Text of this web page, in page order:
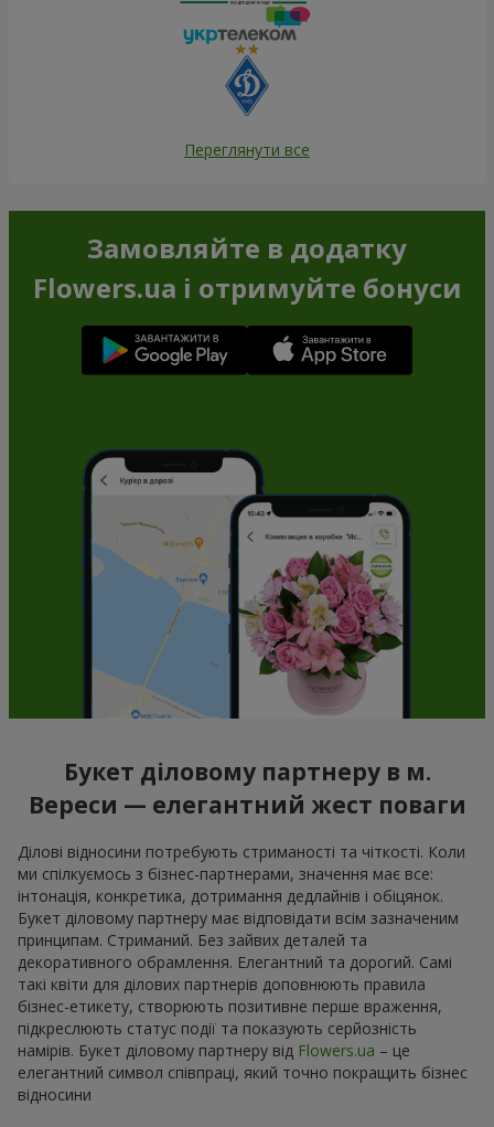
Переглянути все
Замовляйте в додатку
Flowers.ua і отримуйте бонуси
Букет діловому партнеру в м.
Вереси — елегантний жест поваги
Ділові відносини потребують стриманості та чіткості. Коли
ми спілкуємось з бізнес-партнерами, значення має все:
інтонація, конкретика, дотримання дедлайнів і обіцянок.
Букет діловому партнеру має відповідати всім зазначеним
принципам. Стриманий. Без зайвих деталей та
декоративного обрамлення. Елегантний та дорогий. Самі
такі квіти для ділових партнерів доповнюють правила
бізнес-етикету, створюють позитивне перше враження,
підкреслюють статус події та показують серйозність
намірів. Букет діловому партнеру від Flowers.ua – це
елегантний символ співпраці, який точно покращить бізнес
відносини